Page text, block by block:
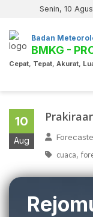
Senin, 10
Badan
BMKG -
Cepat, Tepat, Akurat,
10
Aug
cuaca,